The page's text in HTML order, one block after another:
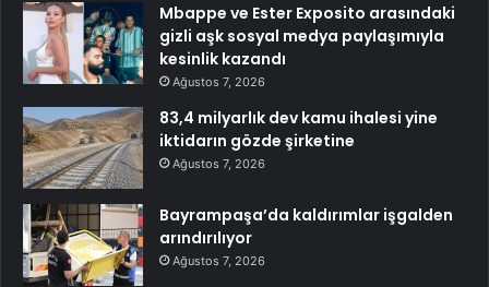
Mbappe ve Ester Exposito arasındaki
gizli aşk sosyal medya paylaşımıyla
kesinlik kazandı
Ağustos 7, 2026
83,4 milyarlık dev kamu ihalesi yine
iktidarın gözde şirketine
Ağustos 7, 2026
Bayrampaşa’da kaldırımlar işgalden
arındırılıyor
Ağustos 7, 2026